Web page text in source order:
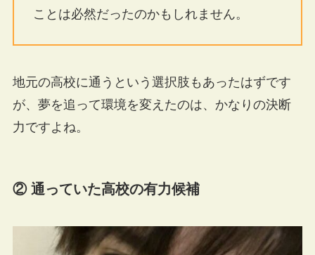
ことは必然だったのかもしれません。
地元の高校に通うという選択肢もあったはずです
が、夢を追って環境を変えたのは、かなりの決断
力ですよね。
② 通っていた高校の有力候補